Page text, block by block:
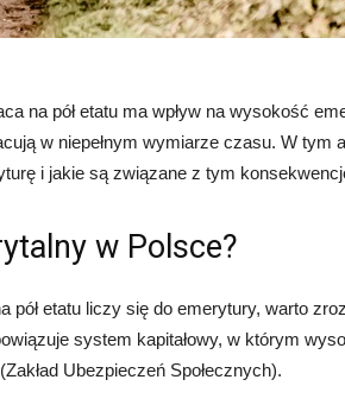
na pół etatu ma wpływ na wysokość
w niepełnym wymiarze czasu. W tym
i jakie są związane z tym
w Polsce?
etatu liczy się do emerytury, warto
system kapitałowy, w którym
Ubezpieczeń Społecznych).